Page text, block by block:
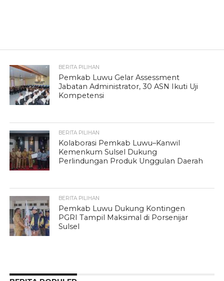
BERITA PILIHAN
Pemkab Luwu Gelar Assessment
Jabatan Administrator, 30 ASN Ikuti Uji
Kompetensi
BERITA PILIHAN
Kolaborasi Pemkab Luwu–Kanwil
Kemenkum Sulsel Dukung
Perlindungan Produk Unggulan Daerah
BERITA PILIHAN
Pemkab Luwu Dukung Kontingen
PGRI Tampil Maksimal di Porsenijar
Sulsel